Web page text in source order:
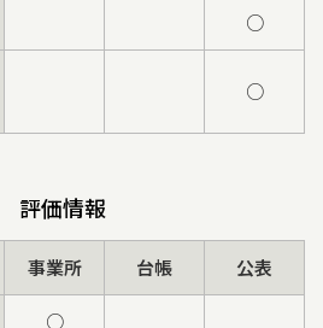
○
○
評価情報
事業所 台帳 公表
○